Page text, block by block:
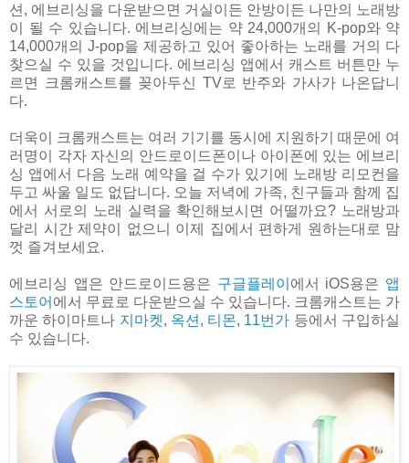
션, 에브리싱을 다운받으면 거실이든 안방이든 나만의 노래방
이 될 수 있습니다. 에브리싱에는 약 24,000개의 K-pop와 약
14,000개의 J-pop을 제공하고 있어 좋아하는 노래를 거의 다
찾으실 수 있을 것입니다. 에브리싱 앱에서 캐스트 버튼만 누
르면 크롬캐스트를 꽂아두신 TV로 반주와 가사가 나온답니
다.
더욱이 크롬캐스트는 여러 기기를 동시에 지원하기 때문에 여
러명이 각자 자신의 안드로이드폰이나 아이폰에 있는 에브리
싱 앱에서 다음 노래 예약을 걸 수가 있기에 노래방 리모컨을
두고 싸울 일도 없답니다. 오늘 저녁에 가족, 친구들과 함께 집
에서 서로의 노래 실력을 확인해보시면 어떨까요? 노래방과
달리 시간 제약이 없으니 이제 집에서 편하게 원하는대로 맘
껏 즐겨보세요.
에브리싱 앱은 안드로이드용은 구글플레이 에서 iOS용은 앱
스토어 에서 무료로 다운받으실 수 있습니다. 크롬캐스트는 가
까운 하이마트나 지마켓, 옥션 , 티몬, 11번가 등에서 구입하실
수 있습니다.